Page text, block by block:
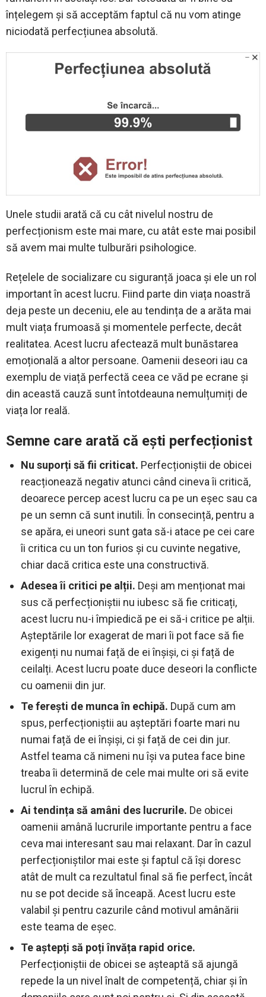
înțelegem și să acceptăm faptul că nu vom atinge
niciodată perfecțiunea absolută.
Unele studii arată că cu cât nivelul nostru de
perfecționism este mai mare, cu atât este mai posibil
să avem mai multe tulburări psihologice.
Rețelele de socializare cu siguranță joaca și ele un rol
important în acest lucru. Fiind parte din viața noastră
deja peste un deceniu, ele au tendința de a arăta mai
mult viața frumoasă și momentele perfecte, decât
realitatea. Acest lucru afectează mult bunăstarea
emoțională a altor persoane. Oamenii deseori iau ca
exemplu de viață perfectă ceea ce văd pe ecrane și
din această cauză sunt întotdeauna nemulțumiți de
viața lor reală.
Semne care arată că ești perfecționist
Nu suporți să fii criticat. Perfecționiștii de obicei
reacționează negativ atunci când cineva îi critică,
deoarece percep acest lucru ca pe un eșec sau ca
pe un semn că sunt inutili. În consecință, pentru a
se apăra, ei uneori sunt gata să-i atace pe cei care
îi critica cu un ton furios și cu cuvinte negative,
chiar dacă critica este una constructivă.
Adesea îi critici pe alții. Deși am menționat mai
sus că perfecționiștii nu iubesc să fie criticați,
acest lucru nu-i împiedică pe ei să-i critice pe alții.
Așteptările lor exagerat de mari îi pot face să fie
exigenți nu numai față de ei înșiși, ci și față de
ceilalți. Acest lucru poate duce deseori la conflicte
cu oamenii din jur.
Te ferești de munca în echipă. După cum am
spus, perfecționiștii au așteptări foarte mari nu
numai față de ei înșiși, ci și față de cei din jur.
Astfel teama că nimeni nu își va putea face bine
treaba îi determină de cele mai multe ori să evite
lucrul în echipă.
Ai tendința să amâni des lucrurile. De obicei
oamenii amână lucrurile importante pentru a face
ceva mai interesant sau mai relaxant. Dar în cazul
perfecționiștilor mai este și faptul că își doresc
atât de mult ca rezultatul final să fie perfect, încât
nu se pot decide să înceapă. Acest lucru este
valabil și pentru cazurile când motivul amânării
este teama de eșec.
Te aștepți să poți învăța rapid orice.
Perfecționiștii de obicei se așteaptă să ajungă
repede la un nivel înalt de competență, chiar și în